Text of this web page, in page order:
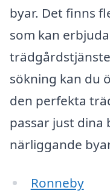
byar. Det finns
som kan
sökning kan du
den perfekta
passar just dina
närliggande
Ronneby